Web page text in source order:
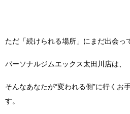
ただ「続けられる場所」にまだ出会っ
パーソナルジムエックス太田川店は、
そんなあなたが“変われる側”に行くお
す。